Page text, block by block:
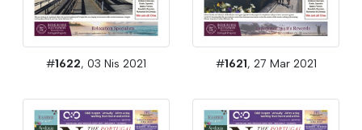
#1622, 03 Nis 2021 #1621, 27 Mar 2021